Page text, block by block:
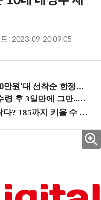
트 : 2023-09-20 09:05
'대 선착순 한정판매!